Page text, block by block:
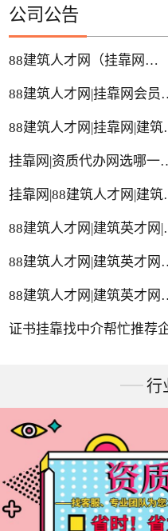
公司公告
88建筑人才网（挂靠网）
88建筑人才网|挂靠网会员
88建筑人才网|挂靠网|建筑
挂靠网|资质代办网选哪一
挂靠网|88建筑人才网|建筑
88建筑人才网|建筑英才网|
88建筑人才网|建筑英才网
88建筑人才网|建筑英才网
证书挂靠找中介帮忙推荐
行